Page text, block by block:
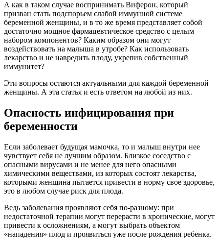
А как в таком случае воспринимать Виферон, который
призван стать подспорьем слабой иммунной системе
беременной женщины, и в то же время представляет собой
достаточно мощное фармацевтическое средство с целым
набором компонентов? Каким образом они могут
воздействовать на малыша в утробе? Как использовать
лекарство и не навредить плоду, укрепив собственный
иммунитет?
Эти вопросы остаются актуальными для каждой беременной
женщины. А эта статья и есть ответом на любой из них.
Опасность инфицирования при
беременности
Если заболевает будущая мамочка, то и малыш внутри нее
чувствует себя не лучшим образом. Близкое соседство с
опасными вирусами и не менее для него опасными
химическими веществами, из которых состоят лекарства,
которыми женщина пытается привести в норму свое здоровье,
это в любом случае риск для плода.
Ведь заболевания проявляют себя по-разному: при
недостаточной терапии могут перерасти в хронические, могут
привести к осложнениям, а могут выбрать объектом
«нападения» плод и проявиться уже после рождения ребенка.